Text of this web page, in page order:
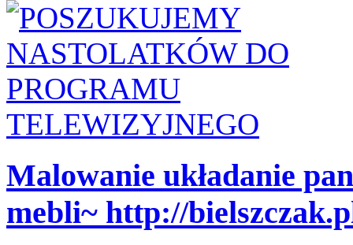
Malowanie układanie
mebli~ http://